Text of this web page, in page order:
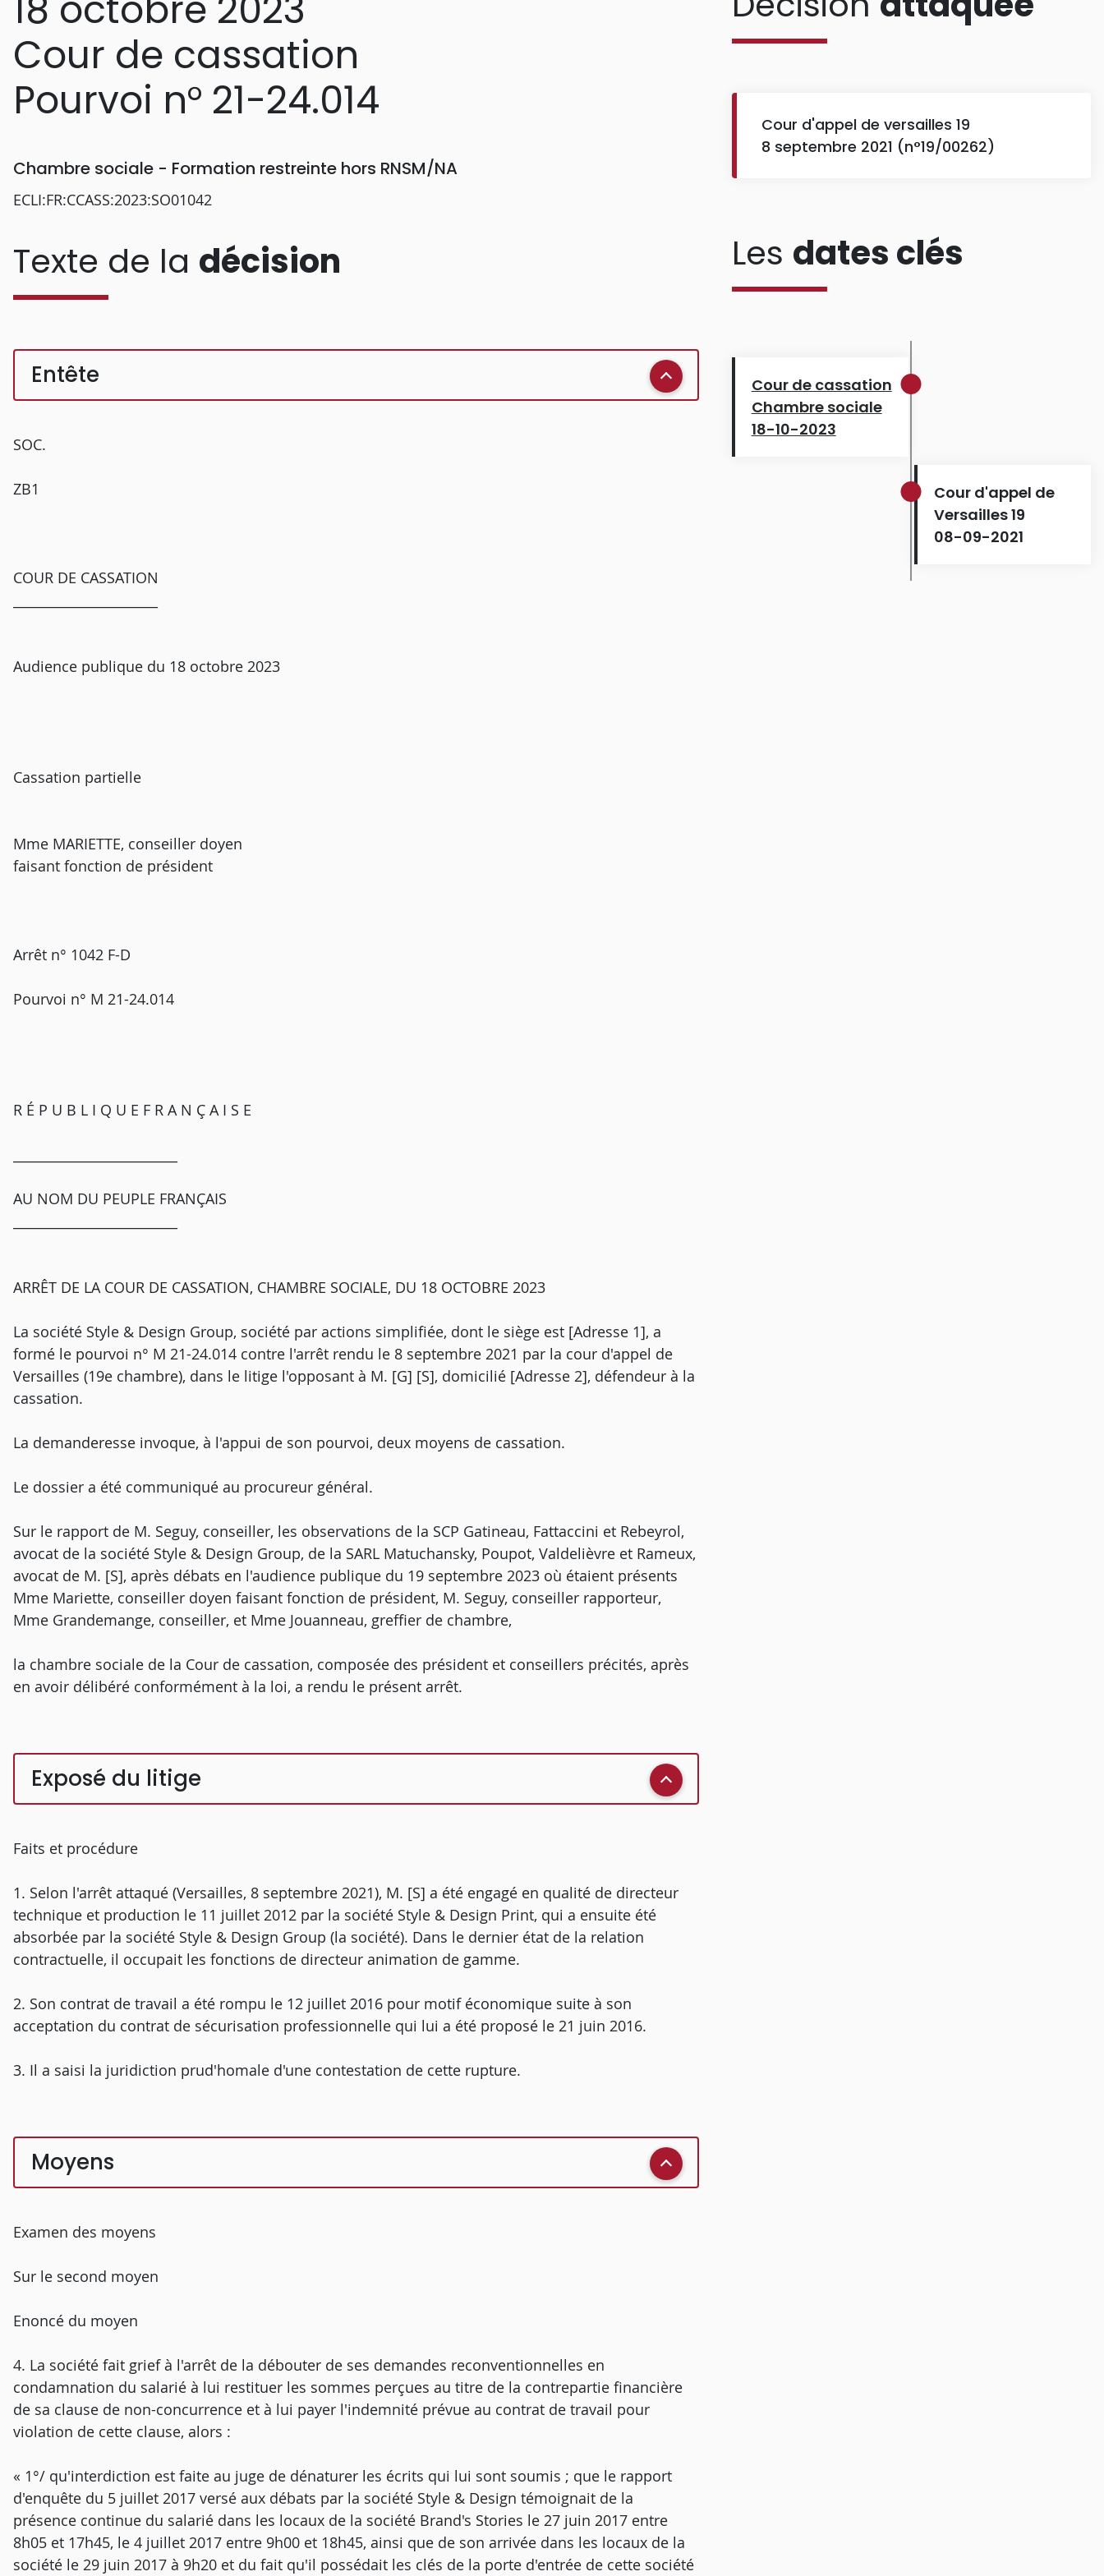
Cour de cassation
Pourvoi n° 21-24.014
Chambre sociale - Formation restreinte hors RNSM/NA
ECLI:FR:CCASS:2023:SO01042
Texte de la décision
Entête
SOC.
ZB1
COUR DE CASSATION
Audience publique du 18 octobre 2023
Cassation partielle
Mme MARIETTE, conseiller doyen
faisant fonction de président
Arrêt n° 1042 F-D
Pourvoi n° M 21-24.014
R É P U B L I Q U E F R A N Ç A I S E
AU NOM DU PEUPLE FRANÇAIS
ARRÊT DE LA COUR DE CASSATION, CHAMBRE SOCIALE, DU 18 OCTOBRE 2023
La société Style & Design Group, société par actions simplifiée, dont le siège est [Adresse 1], a
formé le pourvoi n° M 21-24.014 contre l'arrêt rendu le 8 septembre 2021 par la cour d'appel de
Versailles (19e chambre), dans le litige l'opposant à M. [G] [S], domicilié [Adresse 2], défendeur à la
cassation.
La demanderesse invoque, à l'appui de son pourvoi, deux moyens de cassation.
Le dossier a été communiqué au procureur général.
Sur le rapport de M. Seguy, conseiller, les observations de la SCP Gatineau, Fattaccini et Rebeyrol,
avocat de la société Style & Design Group, de la SARL Matuchansky, Poupot, Valdelièvre et Rameux,
avocat de M. [S], après débats en l'audience publique du 19 septembre 2023 où étaient présents
Mme Mariette, conseiller doyen faisant fonction de président, M. Seguy, conseiller rapporteur,
Mme Grandemange, conseiller, et Mme Jouanneau, greffier de chambre,
la chambre sociale de la Cour de cassation, composée des président et conseillers précités, après
en avoir délibéré conformément à la loi, a rendu le présent arrêt.
Exposé du litige
Faits et procédure
1. Selon l'arrêt attaqué (Versailles, 8 septembre 2021), M. [S] a été engagé en qualité de directeur
technique et production le 11 juillet 2012 par la société Style & Design Print, qui a ensuite été
absorbée par la société Style & Design Group (la société). Dans le dernier état de la relation
contractuelle, il occupait les fonctions de directeur animation de gamme.
2. Son contrat de travail a été rompu le 12 juillet 2016 pour motif économique suite à son
acceptation du contrat de sécurisation professionnelle qui lui a été proposé le 21 juin 2016.
3. Il a saisi la juridiction prud'homale d'une contestation de cette rupture.
Moyens
Examen des moyens
Sur le second moyen
Enoncé du moyen
4. La société fait grief à l'arrêt de la débouter de ses demandes reconventionnelles en
condamnation du salarié à lui restituer les sommes perçues au titre de la contrepartie financière
de sa clause de non-concurrence et à lui payer l'indemnité prévue au contrat de travail pour
violation de cette clause, alors :
« 1°/ qu'interdiction est faite au juge de dénaturer les écrits qui lui sont soumis ; que le rapport
d'enquête du 5 juillet 2017 versé aux débats par la société Style & Design témoignait de la
présence continue du salarié dans les locaux de la société Brand's Stories le 27 juin 2017 entre
8h05 et 17h45, le 4 juillet 2017 entre 9h00 et 18h45, ainsi que de son arrivée dans les locaux de la
société le 29 juin 2017 à 9h20 et du fait qu'il possédait les clés de la porte d'entrée de cette société
Cour d'appel de versailles 19
8 septembre 2021 (n°19/00262)
Les dates clés
Cour de cassation
Chambre sociale
18-10-2023
Cour d'appel de
Versailles 19
08-09-2021